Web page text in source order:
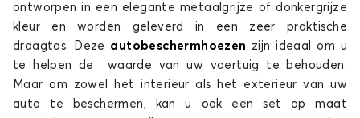
ontworpen in een elegante metaalgrijze of donkergrijze
kleur en worden geleverd in een zeer praktische
draagtas. Deze autobeschermhoezen zijn ideaal om u
te helpen de waarde van uw voertuig te behouden.
Maar om zowel het interieur als het exterieur van uw
auto te beschermen, kan u ook een set op maat